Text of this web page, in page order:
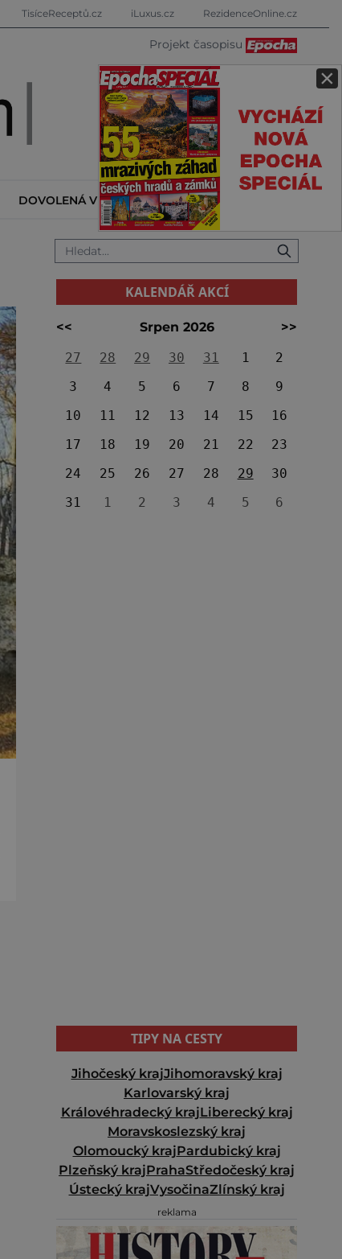
×
TisíceReceptů.cz iLuxus.cz RezidenceOnline.cz
Projekt časopisu
DOVOLENÁ V ZAHRANIČÍ KALENDÁŘ AKCÍ
KALENDÁŘ AKCÍ
<< Srpen 2026
>>
27
28 29 30 31 1
2
3
4 5 6 7 8
9
10
11 12 13 14 15
16
17
18 19 20 21 22
23
24
25 26 27 28 29
30
31
1 2 3 4 5 6
TIPY NA CESTY
Jihočeský krajJihomoravský kraj
Karlovarský kraj
Královéhradecký krajLiberecký kraj
Moravskoslezský kraj
Olomoucký krajPardubický kraj
Plzeňský krajPrahaStředočeský kraj
Ústecký krajVysočinaZlínský kraj
reklama